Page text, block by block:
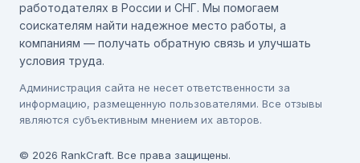
работодателях в России и СНГ. Мы помогаем
соискателям найти надежное место работы, а
компаниям — получать обратную связь и улучшать
условия труда.
Администрация сайта не несет ответственности за
информацию, размещенную пользователями. Все отзывы
являются субъективным мнением их авторов.
© 2026 RankCraft. Все права защищены.